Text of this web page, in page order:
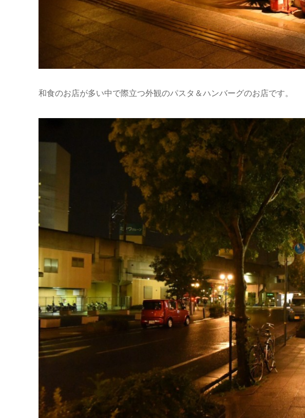
和食のお店が多い中で際立つ外観のパスタ＆ハンバーグのお店です。